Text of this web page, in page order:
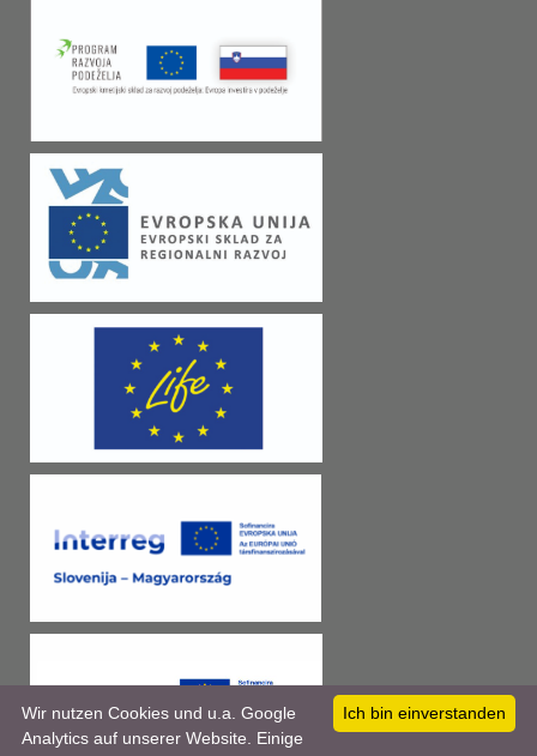
Ich bin einverstanden
Wir nutzen Cookies und u.a. Google
Analytics auf unserer Website. Einige